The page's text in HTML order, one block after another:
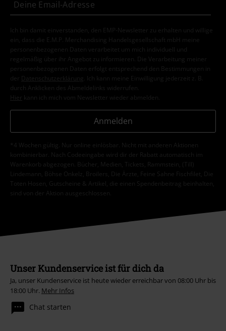
Ich bin damit einverstanden, den EMP-Newsletter zu erhalten und willige
ein, dass die E.M.P. Merchandising Handelsgesellschaft mbH meine
personenbezogenen Daten verarbeitet um mich individuell und
regelmäßig über ihr Angebot zu informieren. Die Verarbeitung meiner
personenbezogenen Daten erfolgt entsprechend den Bestimmungen in
der
Datenschutzerklärung
. Ich kann meine Einwilligung jederzeit z. B.
durch Anklicken des Abmeldelinks widerrufen.
Hier kann ich mich vom Newsletter wieder abmelden.
Anmelden
*4 Wochen gültig. Nur online einlösbar. Nicht mit anderen Aktionen
kombinierbar. Nach Codeeingabe wird dir der Rabatt automatisch im
Warenkorb abgezogen. Bücher, Medien, Tickets, Rammstein, (Till)
Lindemann, Böhse Onkelz, Broilers, Die Ärzte, Feine Sahne Fischfilet, Die
Toten Hosen, Gutscheine & Artikel, die einen Spendenbeitrag beinhalten,
sind von der Aktion ausgeschlossen.
Unser Kundenservice ist für dich da
Ja, unser Kundenservice ist heute wieder erreichbar von 08:00 Uhr bis
18:00 Uhr. Mehr Infos
Chat starten